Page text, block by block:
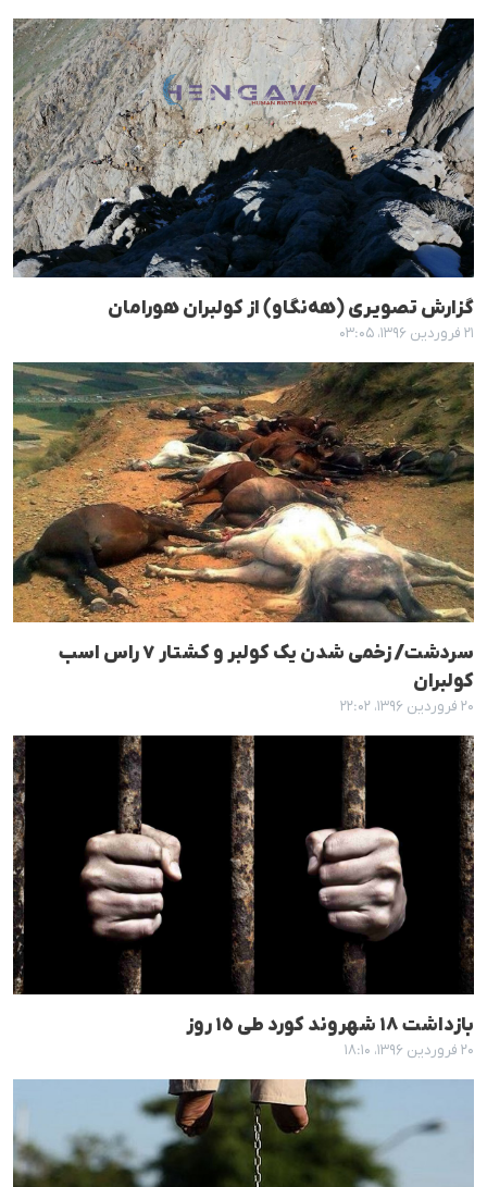
گزارش تصویری (هەنگاو) از کولبران هورامان
۲۱ فروردین ۱۳۹۶، ۰۳:۰۵
سردشت/ زخمی شدن یک کولبر و کشتار ٧ راس اسب
کولبران
۲۰ فروردین ۱۳۹۶، ۲۲:۰۲
بازداشت ١٨ شهروند کورد طی ١٥ روز
۲۰ فروردین ۱۳۹۶، ۱۸:۱۰